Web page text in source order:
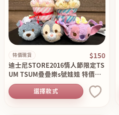
特價現貨 $150
迪士尼STORE2016情人節限定TS
UM TSUM疊疊樂s號娃娃 特價現
貨原價350
選擇款式